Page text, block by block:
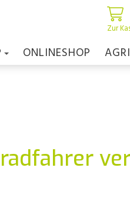
Zur
ONLINESHOP